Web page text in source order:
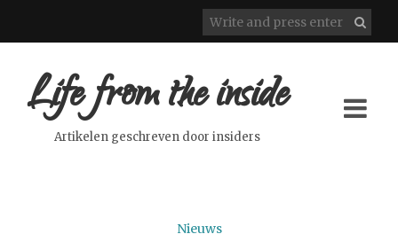
Life from the inside
Artikelen geschreven door insiders
Nieuws